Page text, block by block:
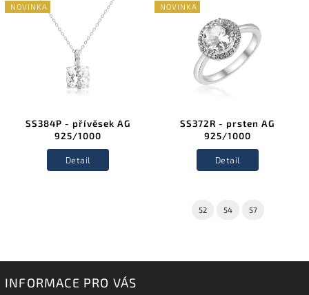
NOVINKA
SS384P - přívěsek AG
925/1000
Detail
NOVINKA
SS372R - prsten AG
925/1000
Detail
52 54 57
INFORMACE PRO VÁS